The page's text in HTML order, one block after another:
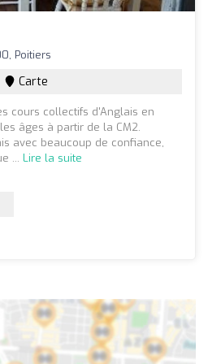
Poitiers
Carte
cours collectifs d'Anglais en
âges à partir de la CM2.
avec beaucoup de confiance,
... Lire la suite